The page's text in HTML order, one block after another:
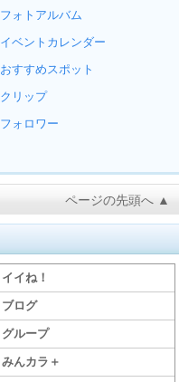
フォトアルバム
イベントカレンダー
おすすめスポット
クリップ
フォロワー
ページの先頭へ ▲
イイね！
ブログ
グループ
みんカラ＋